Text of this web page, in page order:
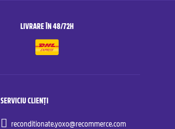
LIVRARE ÎN 48/72H
SERVICIU CLIENȚI
reconditionate.yoxo@recommerce.com